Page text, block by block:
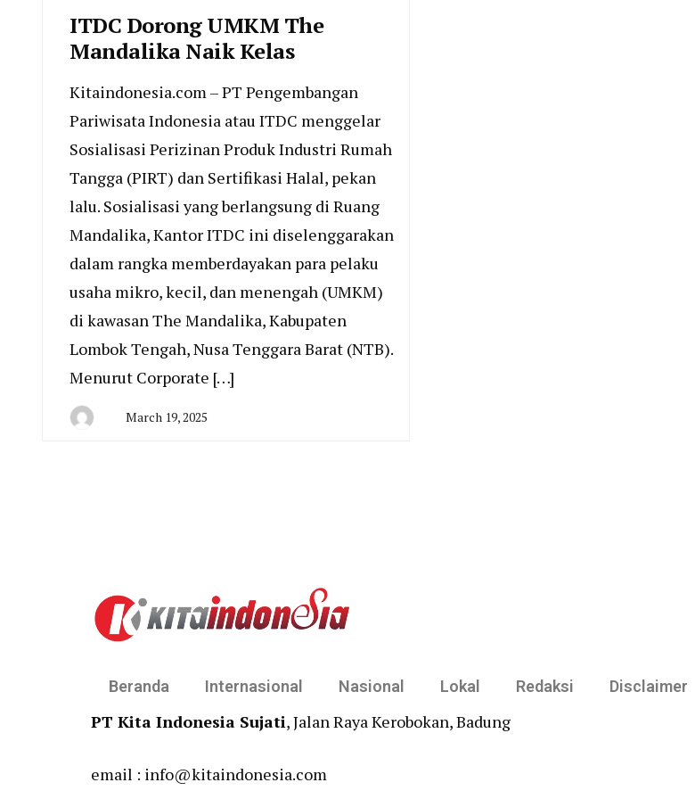
ITDC Dorong UMKM The
Mandalika Naik Kelas
Kitaindonesia.com – PT Pengembangan
Pariwisata Indonesia atau ITDC menggelar
Sosialisasi Perizinan Produk Industri Rumah
Tangga (PIRT) dan Sertifikasi Halal, pekan
lalu. Sosialisasi yang berlangsung di Ruang
Mandalika, Kantor ITDC ini diselenggarakan
dalam rangka memberdayakan para pelaku
usaha mikro, kecil, dan menengah (UMKM)
di kawasan The Mandalika, Kabupaten
Lombok Tengah, Nusa Tenggara Barat (NTB).
Menurut Corporate […]
March 19, 2025
Beranda Internasional Nasional Lokal Redaksi Disclaimer
PT Kita Indonesia Sujati, Jalan Raya Kerobokan, Badung
email : info@kitaindonesia.com